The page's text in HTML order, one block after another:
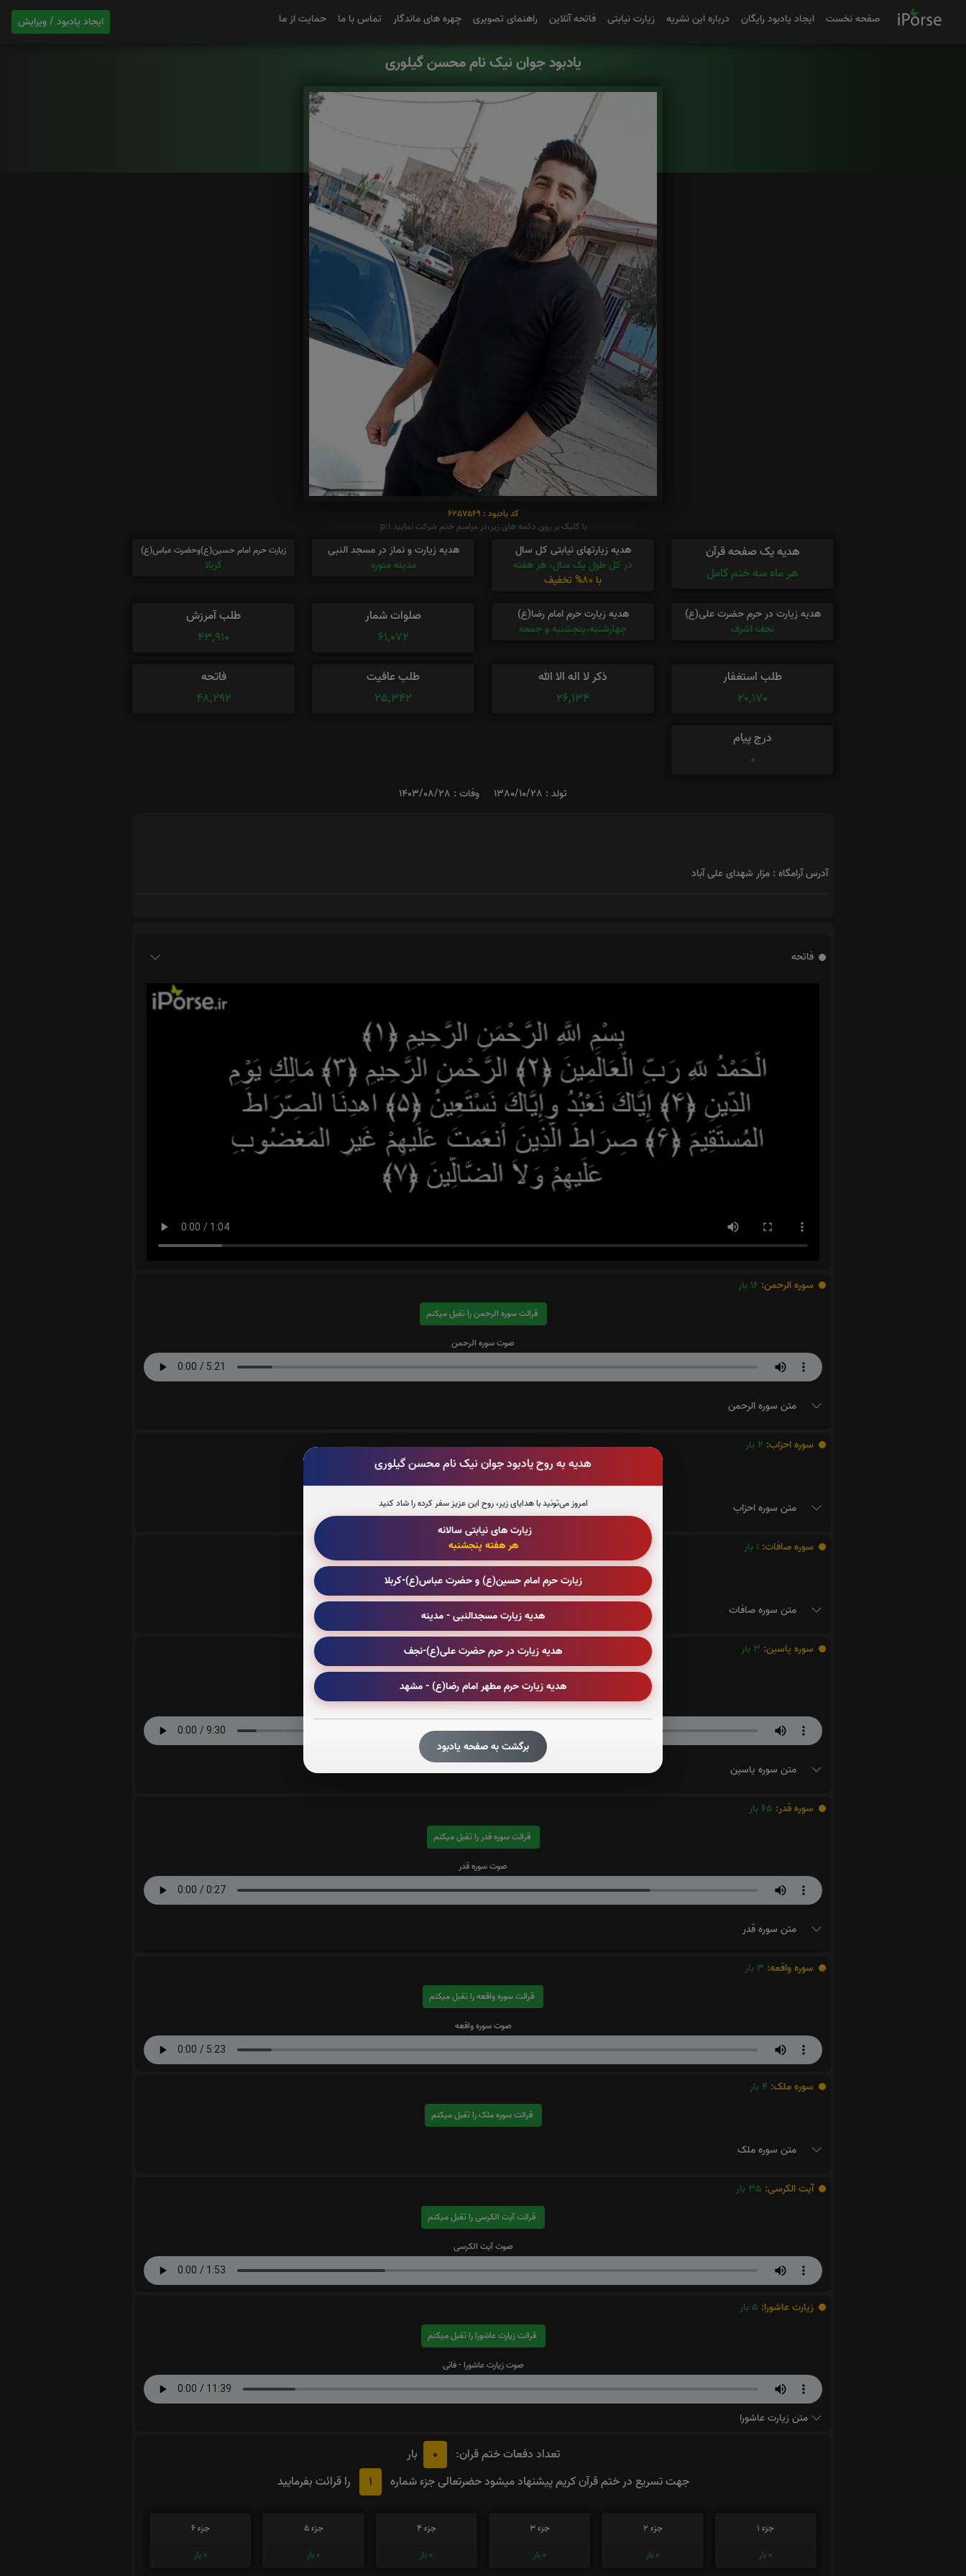
ایجاد یادبود / ویرایش صفحه نخست ایجاد یادبود رایگان درباره این نشریه زیارت نیابتی فاتحه آنلاین راهنمای تصویری چهره های ماندگار تماس با ما حمایت از ما
هدیه به روح یادبود جوان نیک نام محسن گیلوری
امروز می‌تونید با هدایای زیر، روح این عزیز سفر کرده را شاد کنید
زیارت های نیابتی سالانه
هر هفته پنجشنبه
زیارت حرم امام حسین(ع) و حضرت عباس(ع)-کربلا
هدیه زیارت مسجدالنبی - مدینه
هدیه زیارت در حرم حضرت علی(ع)-نجف
هدیه زیارت حرم مطهر امام رضا(ع) - مشهد
برگشت به صفحه یادبود
یادبود جوان نیک نام محسن گیلوری
کد یادبود : 6257569
با کلیک بر روی دکمه های زیر،در مراسم ختم شرکت نمایید p:1
هدیه یک صفحه قرآن
هر ماه سه ختم کامل
هدیه زیارتهای نیابتی کل سال
در کل طول یک سال، هر هفته
با 80% تخفیف
هدیه زیارت و نماز در مسجد النبی
مدینه منوره
زیارت حرم امام حسین(ع)وحضرت عباس(ع)
کربلا
هدیه زیارت در حرم حضرت علی(ع)
نجف اشرف
هدیه زیارت حرم امام رضا(ع)
چهارشنبه،پنجشنبه و جمعه
صلوات شمار
61,072
طلب آمرزش
43,910
طلب استغفار
20,170
ذکر لا اله الا الله
26,134
طلب عافیت
25,342
فاتحه
48,292
درج پیام
0
تولد : 1380/10/28 وفات : 1403/08/28
آدرس آرامگاه : مزار شهدای علی آباد
فاتحه
سوره الرحمن: 16 بار
قرائت سوره الرحمن را تقبل میکنم
صوت سوره الرحمن
متن سوره الرحمن
سوره احزاب: 2 بار
قرائت سوره احزاب را تقبل میکنم
متن سوره احزاب
سوره صافات: 1 بار
قرائت سوره صافات را تقبل میکنم
متن سوره صافات
سوره یاسین: 3 بار
صوت سوره یاسین
متن سوره یاسین
سوره قدر: 65 بار
قرائت سوره قدر را تقبل میکنم
صوت سوره قدر
متن سوره قدر
سوره واقعه: 3 بار
قرائت سوره واقعه را تقبل میکنم
صوت سوره واقعه
سوره ملک: 4 بار
قرائت سوره ملک را تقبل میکنم
متن سوره ملک
آیت الکرسی: 35 بار
قرائت آیت الکرسی را تقبل میکنم
صوت آیت الکرسی
زیارت عاشورا: 5 بار
قرائت زیارت عاشورا را تقبل میکنم
صوت زیارت عاشورا - فانی
متن زیارت عاشورا
تعداد دفعات ختم قران: 0
بار
جهت تسریع در ختم قرآن کریم پیشنهاد میشود حضرتعالی جزء شماره
1 را قرائت بفرمایید
جزء 1
0 بار
جزء 2
0 بار
جزء 3
0 بار
جزء 4
0 بار
جزء 5
0 بار
جزء 6
0 بار